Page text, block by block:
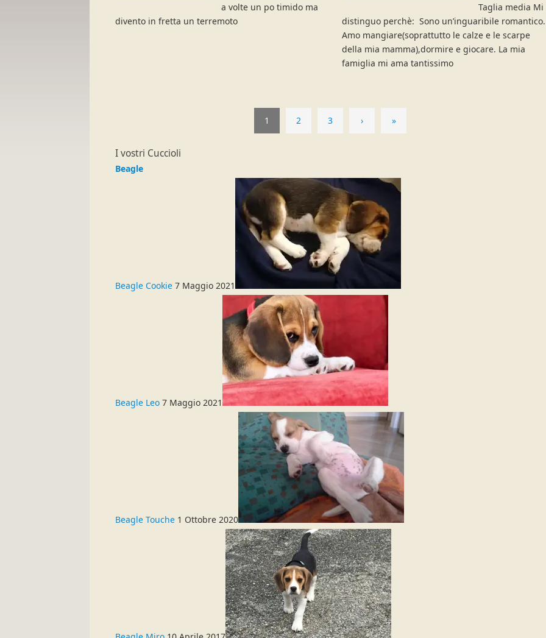
a volte un po timido ma
divento in fretta un terremoto
Taglia media Mi
distinguo perchè: Sono un’inguaribile romantico.
Amo mangiare(soprattutto le calze e le scarpe
della mia mamma),dormire e giocare. La mia
famiglia mi ama tantissimo
1 2 3 › »
I vostri Cuccioli
Beagle
Beagle Cookie 7 Maggio 2021
Beagle Leo 7 Maggio 2021
Beagle Touche 1 Ottobre 2020